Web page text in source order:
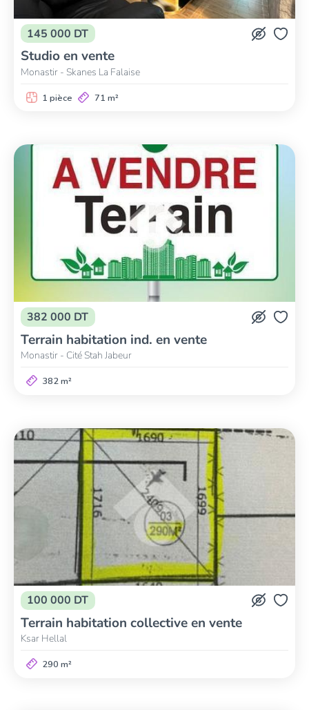
145 000 DT
Studio en vente
Monastir - Skanes La Falaise
1 pièce 71 m²
382 000 DT
Terrain habitation ind. en vente
Monastir - Cité Stah Jabeur
382 m²
100 000 DT
Terrain habitation collective en vente
Ksar Hellal
290 m²